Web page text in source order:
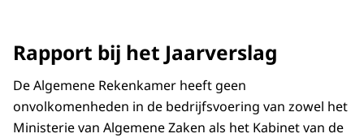
Rapport bij het Jaarverslag
De Algemene Rekenkamer heeft geen
onvolkomenheden in de bedrijfsvoering van zowel het
Ministerie van Algemene Zaken als het Kabinet van de